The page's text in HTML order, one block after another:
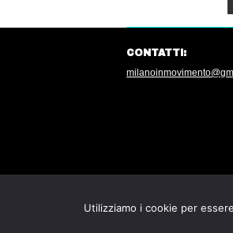
CONTATTI:
Utilizziamo i cookie per